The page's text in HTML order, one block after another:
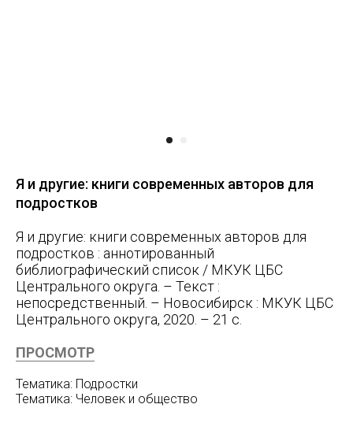
Я и другие: книги современных авторов для
подростков
Я и другие: книги современных авторов для
подростков : аннотированный
библиографический список / МКУК ЦБС
Центрального округа. – Текст :
непосредственный. – Новосибирск : МКУК ЦБС
Центрального округа, 2020. – 21 с.
ПРОСМОТР
Тематика: Подростки
Тематика: Человек и общество